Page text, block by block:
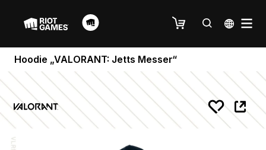
Hoodie „VALORANT: Jetts Messer“